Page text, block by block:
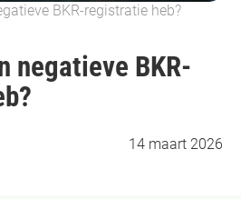
BKR-registratie heb?
negatieve BKR-
14 maart 2026